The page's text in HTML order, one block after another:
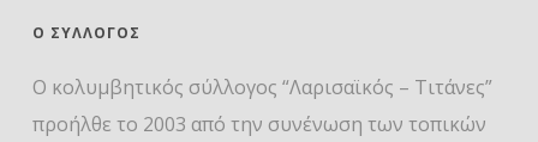
Ο ΣΎΛΛΟΓΟΣ
Ο κολυμβητικός σύλλογος “Λαρισαϊκός – Τιτάνες”
προήλθε το 2003 από την συνένωση των τοπικών